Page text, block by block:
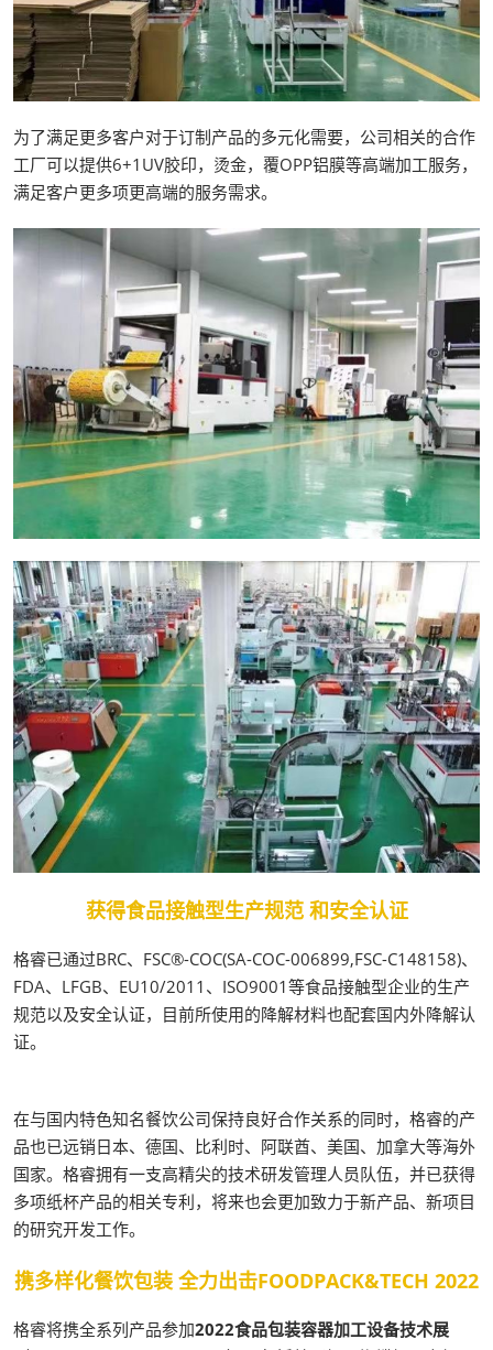
为了满足更多客户对于订制产品的多元化需要，公司相关的合作
工厂可以提供6+1UV胶印，烫金，覆OPP铝膜等高端加工服务，
满足客户更多项更高端的服务需求。
获得食品接触型生产规范 和安全认证
格睿已通过BRC、FSC®-COC(SA-COC-006899,FSC-C148158)、
FDA、LFGB、EU10/2011、ISO9001等食品接触型企业的生产
规范以及安全认证，目前所使用的降解材料也配套国内外降解认
证。
在与国内特色知名餐饮公司保持良好合作关系的同时，格睿的产
品也已远销日本、德国、比利时、阿联酋、美国、加拿大等海外
国家。格睿拥有一支高精尖的技术研发管理人员队伍，并已获得
多项纸杯产品的相关专利，将来也会更加致力于新产品、新项目
的研究开发工作。
携多样化餐饮包装 全力出击FOODPACK&TECH 2022
格睿将携全系列产品参加2022食品包装容器加工设备技术展